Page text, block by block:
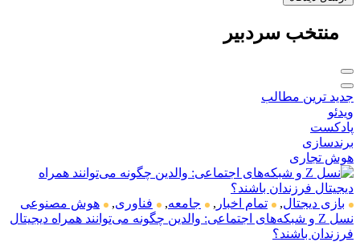
منتخب سردبیر
جدید ترین مطالب
ویدئو
پادکست
برندسازی
هوش تجاری
بازی دیجتال, تمام اخبار , جامعه, فناوری,
هوش مصنوعی
نسل Z و شبکه‌های اجتماعی: والدین چگونه می‌توانند همراه دیجیتال
فرزندان باشند؟